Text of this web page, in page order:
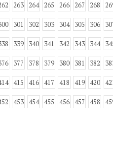
263 264 265 266 267 268
301 302 303 304 305 306
339 340 341 342 343 344
377 378 379 380 381 382
415 416 417 418 419 420
453 454 455 456 457 458